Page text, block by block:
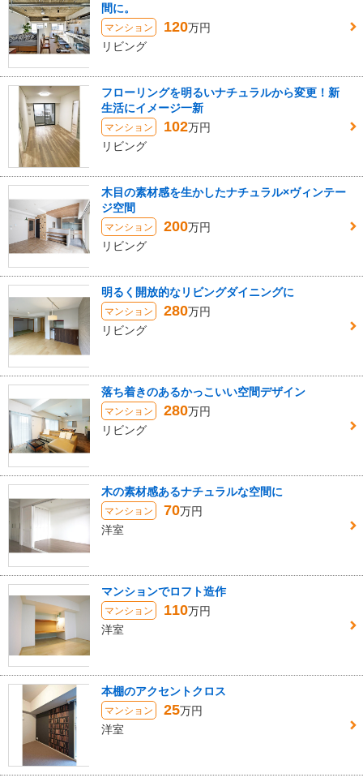
間に。
マンション 120万円
リビング
フローリングを明るいナチュラルから変更！新
生活にイメージ一新
マンション 102万円
リビング
木目の素材感を生かしたナチュラル×ヴィンテー
ジ空間
マンション 200万円
リビング
明るく開放的なリビングダイニングに
マンション 280万円
リビング
落ち着きのあるかっこいい空間デザイン
マンション 280万円
リビング
木の素材感あるナチュラルな空間に
マンション 70万円
洋室
マンションでロフト造作
マンション 110万円
洋室
本棚のアクセントクロス
マンション 25万円
洋室